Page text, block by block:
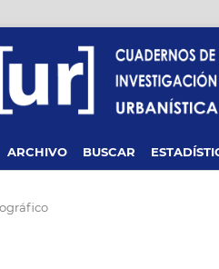
ARCHIVO BUSCAR